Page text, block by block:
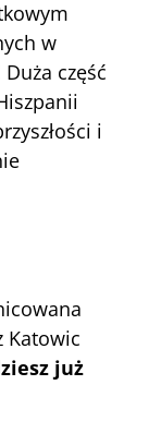
w
część
i
Katowic
już